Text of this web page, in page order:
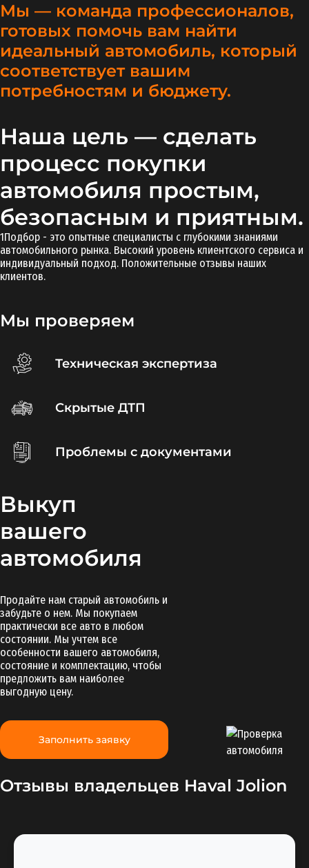
Мы — команда профессионалов,
готовых помочь вам найти
идеальный автомобиль, который
соответствует вашим
потребностям и бюджету.
Наша цель — сделать
процесс покупки
автомобиля простым,
безопасным и приятным.
1Подбор - это опытные специалисты с глубокими знаниями
автомобильного рынка. Высокий уровень клиентского сервиса и
индивидуальный подход. Положительные отзывы наших
клиентов.
Мы проверяем
Техническая экспертиза
Скрытые ДТП
Проблемы с документами
Выкуп
вашего
автомобиля
Продайте нам старый автомобиль и
забудьте о нем. Мы покупаем
практически все авто в любом
состоянии. Мы учтем все
особенности вашего автомобиля,
состояние и комплектацию, чтобы
предложить вам наиболее
выгодную цену.
Заполнить заявку
Отзывы владельцев Haval Jolion